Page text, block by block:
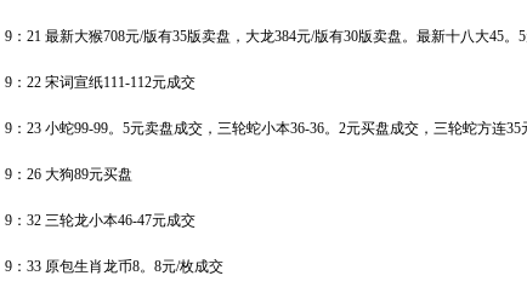
9：21 最新大猴708元/版有35版卖盘，大龙384元/版有30版卖盘。最新十八大45。
9：22 宋词宣纸111-112元成交
9：23 小蛇99-99。5元卖盘成交，三轮蛇小本36-36。2元买盘成交，三轮蛇方连35
9：26 大狗89元买盘
9：32 三轮龙小本46-47元成交
9：33 原包生肖龙币8。8元/枚成交